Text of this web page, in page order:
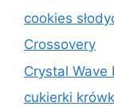
cookies
Crossovery
Crystal Wave
cukierki